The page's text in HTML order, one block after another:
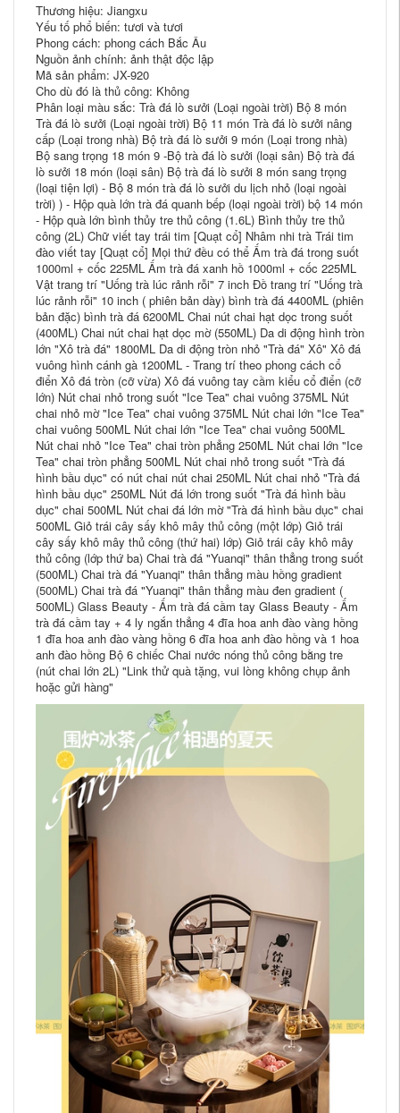
Thương hiệu: Jiangxu
Yếu tố phổ biến: tươi và tươi
Phong cách: phong cách Bắc Âu
Nguồn ảnh chính: ảnh thật độc lập
Mã sản phẩm: JX-920
Cho dù đó là thủ công: Không
Phân loại màu sắc: Trà đá lò sưởi (Loại ngoài trời) Bộ 8 món
Trà đá lò sưởi (Loại ngoài trời) Bộ 11 món Trà đá lò sưởi nâng
cấp (Loại trong nhà) Bộ trà đá lò sưởi 9 món (Loại trong nhà)
Bộ sang trọng 18 món 9 -Bộ trà đá lò sưởi (loại sân) Bộ trà đá
lò sưởi 18 món (loại sân) Bộ trà đá lò sưởi 8 món sang trọng
(loại tiện lợi) - Bộ 8 món trà đá lò sưởi du lịch nhỏ (loại ngoài
trời) ) - Hộp quà lớn trà đá quanh bếp (loại ngoài trời) bộ 14 món
- Hộp quà lớn bình thủy tre thủ công (1.6L) Bình thủy tre thủ
công (2L) Chữ viết tay trái tim [Quạt cổ] Nhâm nhi trà Trái tim
đào viết tay [Quạt cổ] Mọi thứ đều có thể Ấm trà đá trong suốt
1000ml + cốc 225ML Ấm trà đá xanh hồ 1000ml + cốc 225ML
Vật trang trí "Uống trà lúc rảnh rỗi" 7 inch Đồ trang trí "Uống trà
lúc rảnh rỗi" 10 inch ( phiên bản dày) bình trà đá 4400ML (phiên
bản đặc) bình trà đá 6200ML Chai nút chai hạt dọc trong suốt
(400ML) Chai nút chai hạt dọc mờ (550ML) Da di động hình tròn
lớn "Xô trà đá" 1800ML Da di động tròn nhỏ "Trà đá" Xô" Xô đá
vuông hình cánh gà 1200ML - Trang trí theo phong cách cổ
điển Xô đá tròn (cỡ vừa) Xô đá vuông tay cầm kiểu cổ điển (cỡ
lớn) Nút chai nhỏ trong suốt "Ice Tea" chai vuông 375ML Nút
chai nhỏ mờ "Ice Tea" chai vuông 375ML Nút chai lớn "Ice Tea"
chai vuông 500ML Nút chai lớn "Ice Tea" chai vuông 500ML
Nút chai nhỏ "Ice Tea" chai tròn phẳng 250ML Nút chai lớn "Ice
Tea" chai tròn phẳng 500ML Nút chai nhỏ trong suốt "Trà đá
hình bầu dục" có nút chai nút chai 250ML Nút chai nhỏ "Trà đá
hình bầu dục" 250ML Nút đá lớn trong suốt "Trà đá hình bầu
dục" chai 500ML Nút chai đá lớn mờ "Trà đá hình bầu dục" chai
500ML Giỏ trái cây sấy khô mây thủ công (một lớp) Giỏ trái
cây sấy khô mây thủ công (thứ hai) lớp) Giỏ trái cây khô mây
thủ công (lớp thứ ba) Chai trà đá "Yuanqi" thân thẳng trong suốt
(500ML) Chai trà đá "Yuanqi" thân thẳng màu hồng gradient
(500ML) Chai trà đá "Yuanqi" thân thẳng màu đen gradient (
500ML) Glass Beauty - Ấm trà đá cầm tay Glass Beauty - Ấm
trà đá cầm tay + 4 ly ngắn thẳng 4 đĩa hoa anh đào vàng hồng
1 đĩa hoa anh đào vàng hồng 6 đĩa hoa anh đào hồng và 1 hoa
anh đào hồng Bộ 6 chiếc Chai nước nóng thủ công bằng tre
(nút chai lớn 2L) "Link thử quà tặng, vui lòng không chụp ảnh
hoặc gửi hàng"